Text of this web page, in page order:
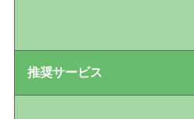
推奨サービス